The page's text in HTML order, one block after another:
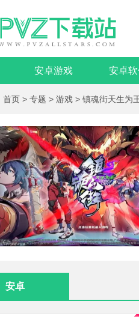
安卓游戏 安卓
首页 > 专题 > 游戏 > 镇魂街天生为
安卓